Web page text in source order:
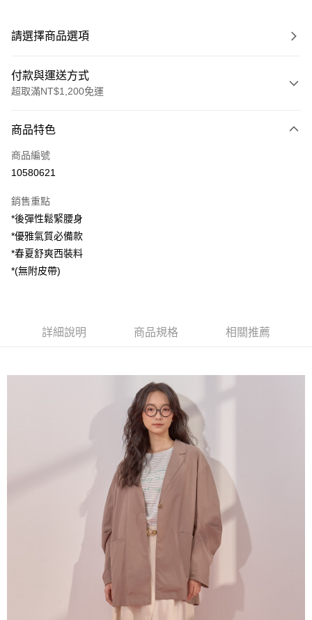
請選擇商品選項
付款與運送方式
超取滿NT$1,200免運
信用卡一次付款
超商取貨付款
Apple Pay
街口支付
悠遊付
【關於「AFTEE先享後付」】
AFTEE先享後付是「在收到商品之後才付款」的支付方式。 讓您購物簡單
２．便利：只要手機號碼，簡訊認證，即可結帳。
３．安心：先確認商品／服務後，再付款。
【「AFTEE先享後付」結帳流程】
１．於結帳方式選擇「AFTEE先享後付」後，將跳轉至「AFTEE先享後付」
結帳頁面，進行簡訊認證並確認金額後，即可完成結帳。
２．訂單成立數日內，您將收到繳費通知簡訊。
３．收到繳費通知簡訊後14天內，點擊此簡訊中的連結，可透過四大超商／
ATM／網路銀行／等多元方式進行付款，方視為交易完成。
※ 請注意：結帳手續完成當下不需立刻繳費，但若您需要取消訂單，請聯絡
購買商品的店家。未經商家同意取消之訂單仍視為有效，需透過AFTEE先享
※ 交易是否成功請以「AFTEE先享後付 」之結帳頁面顯示為準，若有關於
是否繳費成功／繳費後需取消欲退款等相關疑問，請聯繫「AFTEE先享後付
https://netprotections.freshdesk.com/support/home
１．透過由恩沛科技股份有限公司提供之「AFTEE先享後付」服務完成之交
易，需依本服務之必要範圍內提供個人資料，並將交易相關給付款項請求債
權轉讓予恩沛科技股份有限公司。
ATM付款
每筆NT$80，滿NT$1,200(含以上)免運費
每筆NT$80，滿NT$1,200(含以上)免運費
每筆NT$80，滿NT$1,200(含以上)免運費
商品特色
商品編號
10580621
銷售重點
*後彈性鬆緊腰身
*優雅氣質必備款
*春夏舒爽西裝料
*(無附皮帶)
詳細說明 商品規格 相關推薦